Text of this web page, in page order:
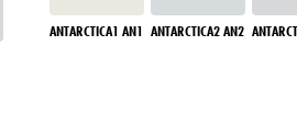
ANTARCTICA1 AN1 ANTARCTICA2 AN2